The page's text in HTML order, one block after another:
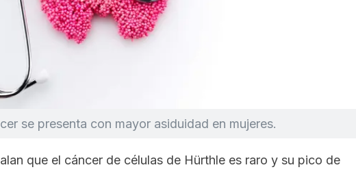
se presenta con mayor asiduidad en mujeres.
que el cáncer de células de Hürthle es raro y su pico de